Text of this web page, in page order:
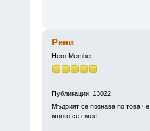
Рени
Hero Member
Публикации: 13022
Мъдрият се познава по това,че
много се смее.